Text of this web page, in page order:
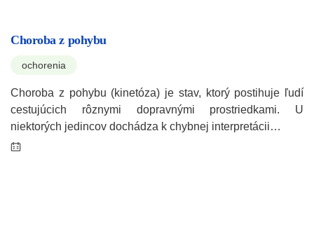
Choroba z pohybu
ochorenia
Choroba z pohybu (kinetóza) je stav, ktorý postihuje ľudí
cestujúcich rôznymi dopravnými prostriedkami. U
niektorých jedincov dochádza k chybnej interpretácii…